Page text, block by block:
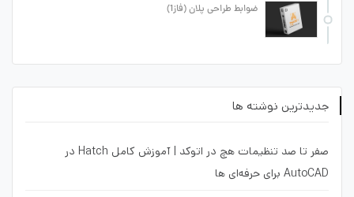
ضوابط طراحی پلان (فاز1)
جدیدترین نوشته ها
صفر تا صد تنظیمات هچ در اتوکد | آموزش کامل Hatch در
AutoCAD برای حرفه‌ای ها